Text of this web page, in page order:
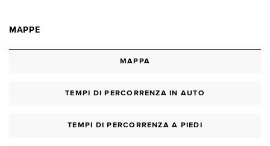
MAPPE
MAPPA
TEMPI DI PERCORRENZA IN AUTO
TEMPI DI PERCORRENZA A PIEDI